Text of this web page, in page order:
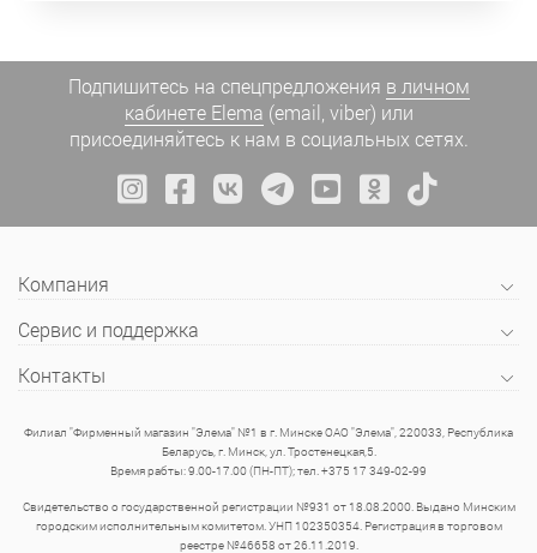
Подпишитесь на спецпредложения в личном
кабинете Elema (email, viber) или
присоединяйтесь к нам в социальных сетях.
Компания
Сервис и поддержка
Контакты
Филиал "Фирменный магазин "Элема" №1 в г. Минске ОАО "Элема", 220033, Республика
Беларусь, г. Минск, ул. Тростенецкая,5.
Время рабты: 9.00-17.00 (ПН-ПТ); тел. +375 17 349-02-99
Свидетельство о государственной регистрации №931 от 18.08.2000. Выдано Минским
городским исполнительным комитетом. УНП 102350354. Регистрация в торговом
реестре №46658 от 26.11.2019.